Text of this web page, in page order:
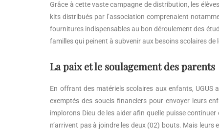
Grâce à cette vaste campagne de distribution, les
kits distribués par l’association comprenaient
fournitures indispensables au bon déroulement des
familles qui peinent à subvenir aux besoins scolaires
La paix et le soulagement des parents
En offrant des matériels scolaires aux enfants, UGUS
exemptés des soucis financiers pour envoyer leurs
implorons Dieu de les aider afin quelle puisse
n’arrivent pas à joindre les deux (02) bouts. Mais leurs